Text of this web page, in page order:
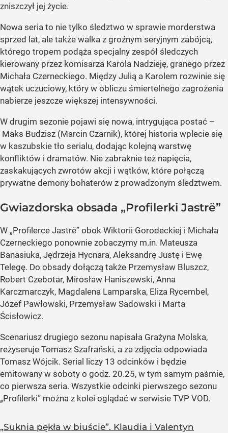
zniszczył jej życie.
Nowa seria to nie tylko śledztwo w sprawie morderstwa
sprzed lat, ale także walka z groźnym seryjnym zabójcą,
którego tropem podąża specjalny zespół śledczych
kierowany przez komisarza Karola Nadzieję, granego przez
Michała Czerneckiego. Między Julią a Karolem rozwinie się
wątek uczuciowy, który w obliczu śmiertelnego zagrożenia
nabierze jeszcze większej intensywności.
W drugim sezonie pojawi się nowa, intrygująca postać –
Maks Budzisz (Marcin Czarnik), której historia wplecie się
w kaszubskie tło serialu, dodając kolejną warstwę
konfliktów i dramatów. Nie zabraknie też napięcia,
zaskakujących zwrotów akcji i wątków, które połączą
prywatne demony bohaterów z prowadzonym śledztwem.
Gwiazdorska obsada „Profilerki Jastrë”
W „Profilerce Jastrë” obok Wiktorii Gorodeckiej i Michała
Czerneckiego ponownie zobaczymy m.in. Mateusza
Banasiuka, Jędrzeja Hycnara, Aleksandrę Justę i Ewę
Telegę. Do obsady dołączą także Przemysław Bluszcz,
Robert Czebotar, Mirosław Haniszewski, Anna
Karczmarczyk, Magdalena Lamparska, Eliza Rycembel,
Józef Pawłowski, Przemysław Sadowski i Marta
Ścisłowicz.
Scenariusz drugiego sezonu napisała Grażyna Molska,
reżyseruje Tomasz Szafrański, a za zdjęcia odpowiada
Tomasz Wójcik. Serial liczy 13 odcinków i będzie
emitowany w soboty o godz. 20.25, w tym samym paśmie,
co pierwsza seria. Wszystkie odcinki pierwszego sezonu
„Profilerki” można z kolei oglądać w serwisie TVP VOD.
„Suknia pękła w biuście”. Klaudia i Valentyn